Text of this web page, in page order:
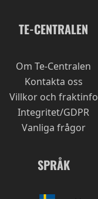
TE-CENTRALEN
Om Te-Centralen
Kontakta oss
Villkor och fraktinfo
Integritet/GDPR
Vanliga frågor
SPRÅK